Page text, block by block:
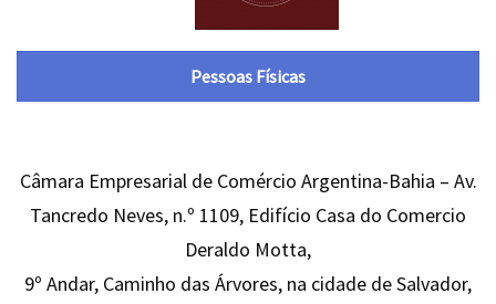
Pessoas Físicas
Câmara Empresarial de Comércio Argentina-Bahia – Av.
Tancredo Neves, n.º 1109, Edifício Casa do Comercio
Deraldo Motta,
9º Andar, Caminho das Árvores, na cidade de Salvador,